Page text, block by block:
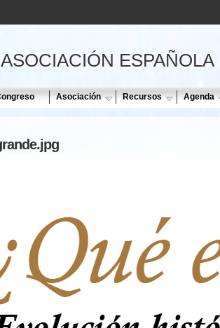
ASOCIACIÓN
Asociación Recursos Agenda